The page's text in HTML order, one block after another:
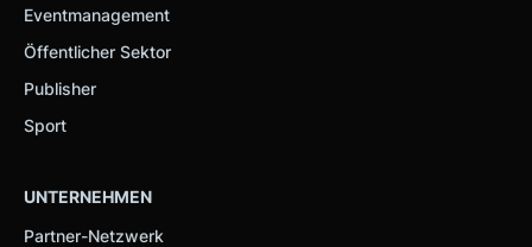
Eventmanagement
Öffentlicher Sektor
Publisher
Sport
UNTERNEHMEN
Partner-Netzwerk